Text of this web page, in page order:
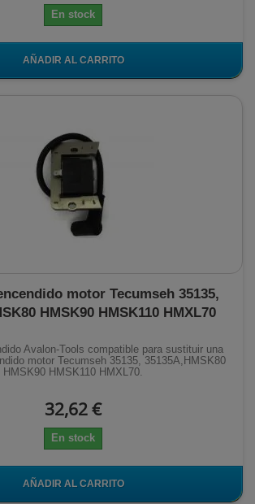
En stock
AÑADIR AL CARRITO
motor Tecumseh 35135,
HMSK90 HMSK110 HMXL70
Avalon-Tools compatible para sustituir una
motor Tecumseh 35135, 35135A,HMSK80
HMSK90 HMSK110 HMXL70.
32,62 €
En stock
AÑADIR AL CARRITO